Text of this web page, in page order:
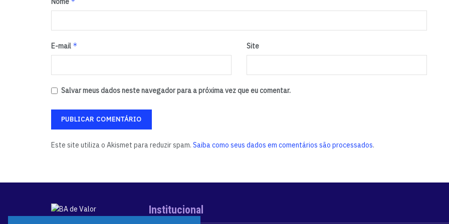
E-mail * Site
Salvar meus dados neste navegador para a próxima vez que eu comentar.
Este site utiliza o Akismet para reduzir spam. Saiba como seus dados em comentários são processados.
Institucional